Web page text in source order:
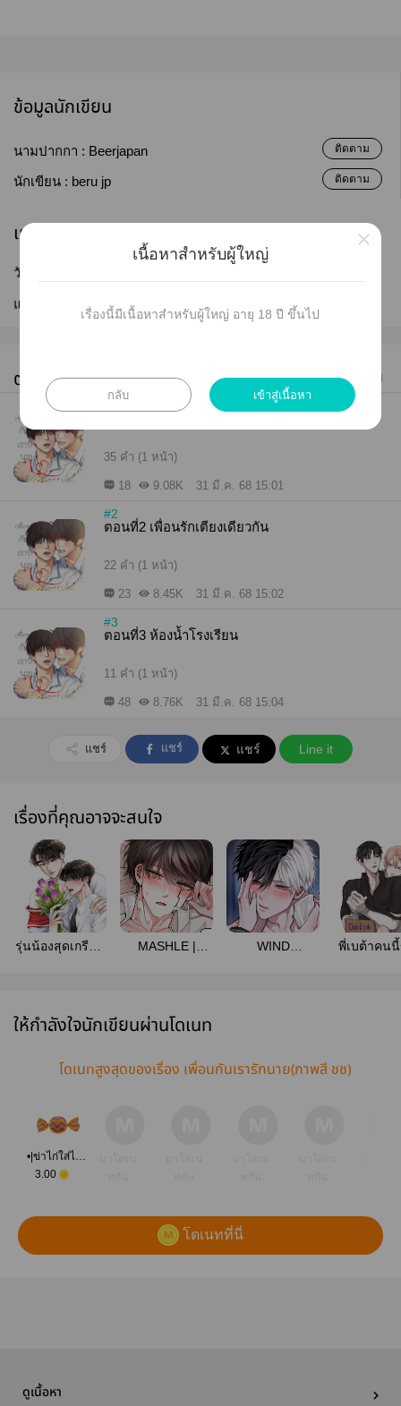
ข้อมูลนักเขียน
นามปากกา : Beerjapan ติดตาม
นักเขียน : beru jp ติดตาม
เผยแพร่
วันที่เผยแพร่ :
แก้ไขล่าสุด :31 มี.ค. 2568
ตอนทั้งหมด (3) เก่าไปใหม่
35 คำ (1 หน้า)
18 9.08K 31 มี.ค. 68 15:01
#2
ตอนที่2 เพื่อนรักเตียงเดียวกัน
22 คำ (1 หน้า)
23 8.45K 31 มี.ค. 68 15:02
#3
ตอนที่3 ห้องน้ำโรงเรียน
11 คำ (1 หน้า)
48 8.76K 31 มี.ค. 68 15:04
แชร์ แชร์ แชร์ Line it
เรื่องที่คุณอาจจะสนใจ
รุ่นน้องสุดเกรียน
MASHLE |
WIND
พี่เบต้าคน
ให้กำลังใจนักเขียนผ่านโดเนท
โดเนทสูงสุดของเรื่อง เพื่อนกันเรารักนาย(ภาพสี ชช)
•|ข่าไก่ใส่ไอโอดีน|•
3.00
โดเนทที่นี่
ดูเนื้อหา
เนื้อหาสำหรับผู้ใหญ่
เรื่องนี้มีเนื้อหาสำหรับผู้ใหญ่ อายุ 18 ปี ขึ้นไป
กลับ เข้าสู่เนื้อหา
×